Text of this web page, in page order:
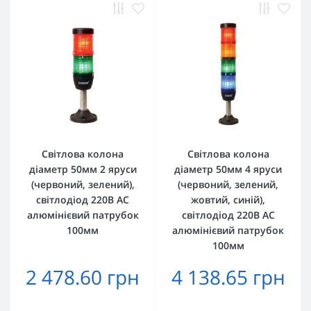
Світлова колона
діаметр 50мм 2 яруси
(червоний, зелений),
світлодіод 220В AC
алюмінієвий патрубок
100мм
2 478.60 грн
Світлова колона
діаметр 50мм 4 яруси
(червоний, зелений,
жовтий, синій),
світлодіод 220В AC
алюмінієвий патрубок
100мм
4 138.65 грн